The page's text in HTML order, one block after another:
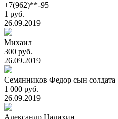
+7(962)**-95
1 руб.
26.09.2019
Михаил
300 руб.
26.09.2019
Семянников Федор сын солдата
1 000 руб.
26.09.2019
Александр Цалихин